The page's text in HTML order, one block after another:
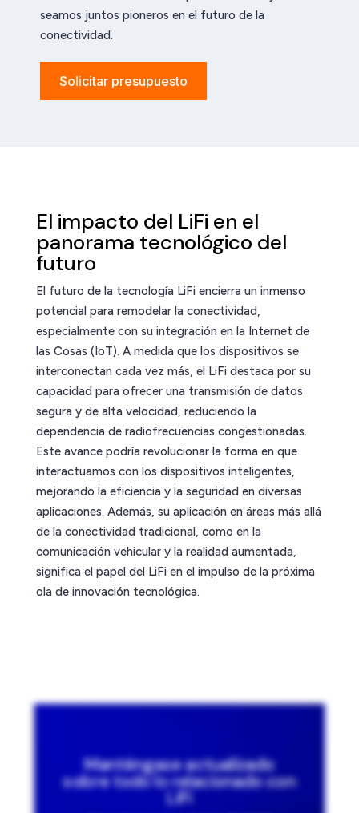
seamos juntos pioneros en el futuro de la
conectividad.
Solicitar presupuesto
El impacto del LiFi en el
panorama tecnológico del
futuro
El futuro de la tecnología LiFi encierra un inmenso
potencial para remodelar la conectividad,
especialmente con su integración en la Internet de
las Cosas (IoT). A medida que los dispositivos se
interconectan cada vez más, el LiFi destaca por su
capacidad para ofrecer una transmisión de datos
segura y de alta velocidad, reduciendo la
dependencia de radiofrecuencias congestionadas.
Este avance podría revolucionar la forma en que
interactuamos con los dispositivos inteligentes,
mejorando la eficiencia y la seguridad en diversas
aplicaciones. Además, su aplicación en áreas más allá
de la conectividad tradicional, como en la
comunicación vehicular y la realidad aumentada,
significa el papel del LiFi en el impulso de la próxima
ola de innovación tecnológica.
Manténgase actualizado
sobre todo lo relacionado con
LiFi